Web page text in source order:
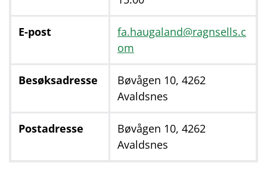
E-post
fa.haugaland@ragnsells.c
om
Besøksadresse
Bøvågen 10, 4262
Avaldsnes
Postadresse
Bøvågen 10, 4262
Avaldsnes